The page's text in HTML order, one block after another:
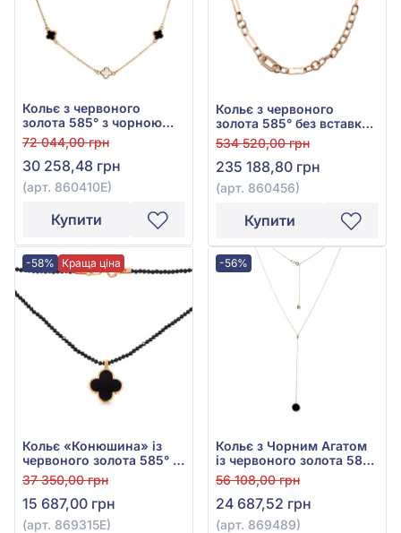
Кольє з червоного
золота 585° з чорною
емаллю, арт. 860410Е
72 044,00 грн
30 258,48 грн
(арт. 860410Е)
Купити
Кольє з червоного
золота 585° без вставки,
арт. 860456
534 520,00 грн
235 188,80 грн
(арт. 860456)
Купити
-58% Краща ціна
Кольє «Конюшина» із
червоного золота 585° з
чорною емаллю та
чорним агатом, арт.
869315Е
37 350,00 грн
15 687,00 грн
(арт. 869315Е)
-56%
Кольє з Чорним Агатом
із червоного золота 585°,
арт. 869489
56 108,00 грн
24 687,52 грн
(арт. 869489)